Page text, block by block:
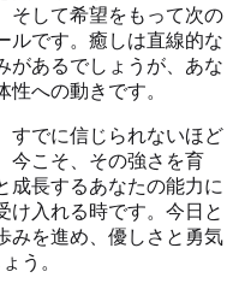
そして希望をもって次の
ルです。癒しは直線的な
があるでしょうが、あな
への動きです。
すでに信じられないほど
今こそ、その強さを育
成長するあなたの能力に
け入れる時です。今日と
みを進め、優しさと勇気
う。